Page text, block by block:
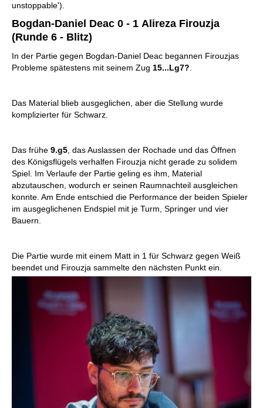
unstoppable').
Bogdan-Daniel Deac 0 - 1 Alireza Firouzja
(Runde 6 - Blitz)
In der Partie gegen Bogdan-Daniel Deac begannen Firouzjas
Probleme spätestens mit seinem Zug 15...Lg7?
Das Material blieb ausgeglichen, aber die Stellung wurde
komplizierter für Schwarz.
Das frühe 9.g5 , das Auslassen der Rochade und das Öffnen
des Königsflügels verhalfen Firouzja nicht gerade zu solidem
Spiel. Im Verlaufe der Partie geling es ihm, Material
abzutauschen, wodurch er seinen Raumnachteil ausgleichen
konnte. Am Ende entschied die Performance der beiden Spieler
im ausgeglichenen Endspiel mit je Turm, Springer und vier
Bauern.
Die Partie wurde mit einem Matt in 1 für Schwarz gegen Weiß
beendet und Firouzja sammelte den nächsten Punkt ein.